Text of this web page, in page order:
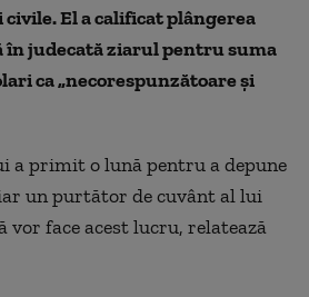
El a calificat plângerea
în judecată ziarul pentru suma
ca „necorespunzătoare și
a primit o lună pentru a depune
un purtător de cuvânt al lui
vor face acest lucru, relatează